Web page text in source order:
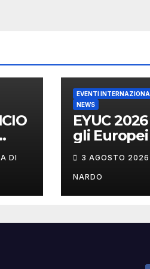
DI
EVENTI
NEWS
EYUC
gli
a Vienna
3 AGOSTO 2026
NARDO